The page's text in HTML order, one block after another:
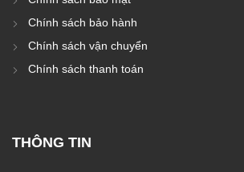
Chính sách bảo hành
Chính sách vận chuyển
Chính sách thanh toán
THÔNG TIN